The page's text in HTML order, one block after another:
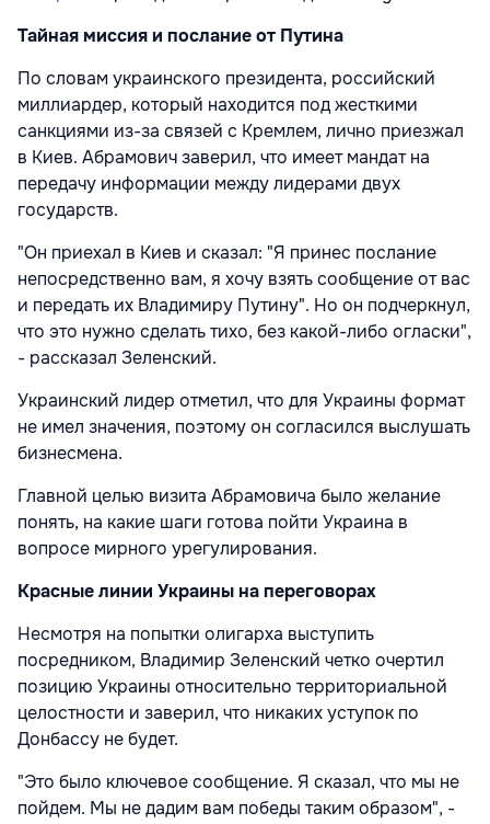
Тайная миссия и послание от Путина
По словам украинского президента, российский
миллиардер, который находится под жесткими
санкциями из-за связей с Кремлем, лично приезжал
в Киев. Абрамович заверил, что имеет мандат на
передачу информации между лидерами двух
государств.
"Он приехал в Киев и сказал: "Я принес послание
непосредственно вам, я хочу взять сообщение от вас
и передать их Владимиру Путину". Но он подчеркнул,
что это нужно сделать тихо, без какой-либо огласки",
- рассказал Зеленский.
Украинский лидер отметил, что для Украины формат
не имел значения, поэтому он согласился выслушать
бизнесмена.
Главной целью визита Абрамовича было желание
понять, на какие шаги готова пойти Украина в
вопросе мирного урегулирования.
Красные линии Украины на переговорах
Несмотря на попытки олигарха выступить
посредником, Владимир Зеленский четко очертил
позицию Украины относительно территориальной
целостности и заверил, что никаких уступок по
Донбассу не будет.
"Это было ключевое сообщение. Я сказал, что мы не
пойдем. Мы не дадим вам победы таким образом", -